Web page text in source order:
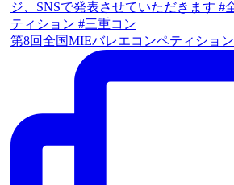
第8回全国MIEバレエコンペティション